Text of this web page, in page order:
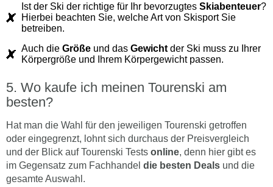
Ist der Ski der richtige für Ihr bevorzugtes Skiabenteuer?
Hierbei beachten Sie, welche Art von Skisport Sie
betreiben.
Auch die Größe und das Gewicht der Ski muss zu Ihrer
Körpergröße und Ihrem Körpergewicht passen.
Wo kaufe ich meinen Tourenski am
besten?
Hat man die Wahl für den jeweiligen Tourenski getroffen
oder eingegrenzt, lohnt sich durchaus der Preisvergleich
und der Blick auf Tourenski Tests online, denn hier gibt es
im Gegensatz zum Fachhandel die besten Deals und die
gesamte Auswahl.